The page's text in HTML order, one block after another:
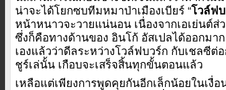
น่าจะได้โยกซบทีมหมาป่าเมืองเบียร์ “โวล์ฟ
หน้าหนาวจะวายแน่นอน เนื่องจากเอเย่นต์ส่
ซึ่งก็คือทางด้านของ อินโก้ อัสเปลได้ออกมา
เองแล้วว่าดีลระหว่างโวล์ฟบวร์ก กับเชลซี
ชูร์เล่นั้น เกือบจะเสร็จสิ้นทุกขั้นตอนแล้ว
เหลือแต่เพียงการพูดคุยกันอีกเล็กน้อยในเงื่